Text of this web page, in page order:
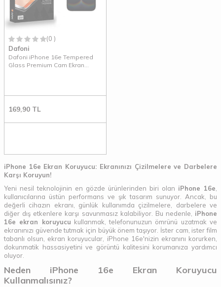
(0 )
Dafoni
Dafoni iPhone 16e Tempered
Glass Premium Cam Ekran
169,90 TL
iPhone 16e Ekran Koruyucu: Ekranınızı Çizilmelere ve Darbelere
Karşı Koruyun!
Yeni nesil teknolojinin en gözde ürünlerinden biri olan iPhone 16e,
kullanıcılarına üstün performans ve şık tasarım sunuyor. Ancak, bu
değerli cihazın ekranı, günlük kullanımda çizilmelere, darbelere ve
diğer dış etkenlere karşı savunmasız kalabiliyor. Bu nedenle, iPhone
16e ekran koruyucu kullanmak, telefonunuzun ömrünü uzatmak ve
ekranınızı güvende tutmak için büyük önem taşıyor. İster cam, ister film
tabanlı olsun, ekran koruyucular, iPhone 16e'nizin ekranını korurken,
dokunmatik hassasiyetini ve görüntü kalitesini korumanıza yardımcı
oluyor.
Neden iPhone 16e Ekran Koruyucu
Kullanmalısınız?